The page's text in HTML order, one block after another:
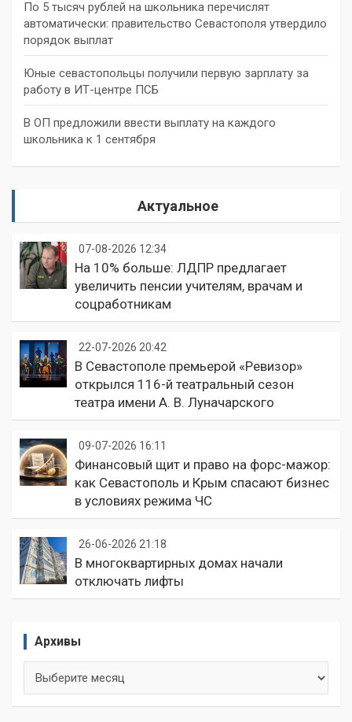
По 5 тысяч рублей на школьника перечислят
автоматически: правительство Севастополя утвердило
порядок выплат
Юные севастопольцы получили первую зарплату за
работу в ИТ-центре ПСБ
В ОП предложили ввести выплату на каждого
школьника к 1 сентября
Актуальное
07-08-2026 12:34
На 10% больше: ЛДПР предлагает
увеличить пенсии учителям, врачам и
соцработникам
22-07-2026 20:42
В Севастополе премьерой «Ревизор»
открылся 116-й театральный сезон
театра имени А. В. Луначарского
09-07-2026 16:11
Финансовый щит и право на форс-мажор:
как Севастополь и Крым спасают бизнес
в условиях режима ЧС
26-06-2026 21:18
В многоквартирных домах начали
отключать лифты
Архивы